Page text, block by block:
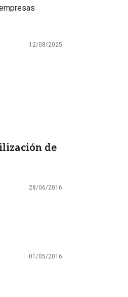
12/08/2025
de
28/06/2016
01/05/2016